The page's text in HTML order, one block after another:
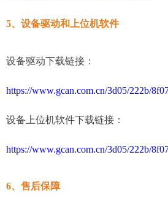
5、设备驱动和上位机软件
设备驱动下载链接：
https://www.gcan.com.cn/3d05/222b/
设备上位机软件下载链接：
https://www.gcan.com.cn/3d05/222b/
6、售后保障